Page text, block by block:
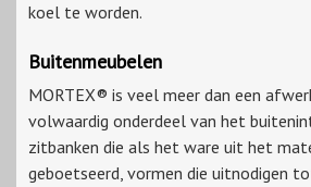
koel te worden.
Buitenmeubelen
MORTEX® is veel meer dan een
volwaardig onderdeel van het
zitbanken die als het ware uit het
geboetseerd, vormen die uitnodigen